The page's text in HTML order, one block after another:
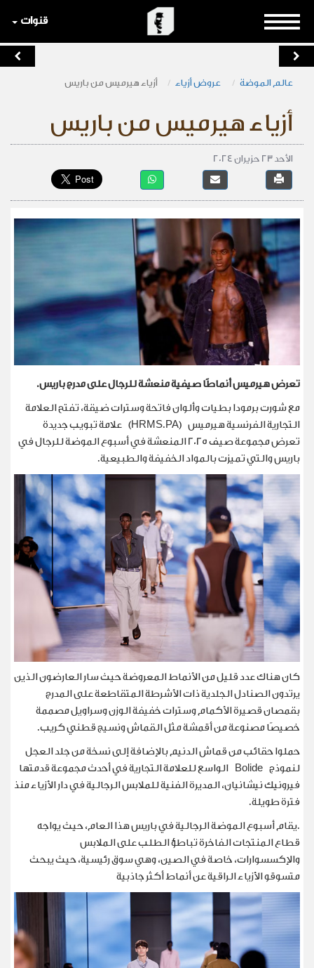
قنوات
عالم الموضة عروض أزياء أزياء هيرميس من باريس
أزياء هيرميس من باريس
الأحد 23 حزيران 2024
تعرض هيرميس أنماطًا صيفية منعشة للرجال على مدرج باريس.
مع شورت برمودا بطيات وألوان فاتحة وسترات ضيقة، تفتح العلامة
التجارية الفرنسية هيرميس (HRMS.PA)
علامة تبويب جديدة
تعرض مجموعة صيف 2025 المنعشة في أسبوع الموضة للرجال في
باريس والتي تميزت بالمواد الخفيفة والطبيعية.
كان هناك عدد قليل من الأنماط المعروضة حيث سار العارضون الذين
يرتدون الصنادل الجلدية ذات الأشرطة المتقاطعة على المدرج
بقمصان قصيرة الأكمام وسترات خفيفة الوزن وسراويل مصممة
خصيصًا مصنوعة من أقمشة مثل القماش ونسيج قطني كريب.
حملوا حقائب من قماش الدنيم بالإضافة إلى نسخة من جلد العجل
لنموذج
الواسع للعلامة التجارية في أحدث مجموعة قدمتها
فيرونيك نيشانيان، المديرة الفنية للملابس الرجالية في دار الأزياء منذ
فترة طويلة.
.يقام أسبوع الموضة الرجالية في باريس هذا العام، حيث يواجه
قطاع المنتجات الفاخرة تباطؤ الطلب على الملابس
والإكسسوارات، خاصة في الصين، وهي سوق رئيسية، حيث يبحث
متسوقو الأزياء الراقية عن أنماط أكثر جاذبية